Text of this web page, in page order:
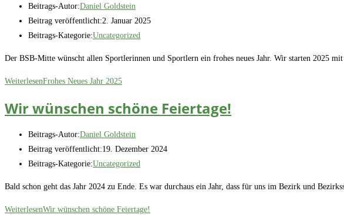
Beitrags-Autor:Daniel Goldstein
Beitrag veröffentlicht:2. Januar 2025
Beitrags-Kategorie:Uncategorized
Der BSB-Mitte wünscht allen Sportlerinnen und Sportlern ein frohes neues Jahr. Wir starten 2025
WeiterlesenFrohes Neues Jahr 2025
Wir wünschen schöne Feiertage!
Beitrags-Autor:Daniel Goldstein
Beitrag veröffentlicht:19. Dezember 2024
Beitrags-Kategorie:Uncategorized
Bald schon geht das Jahr 2024 zu Ende. Es war durchaus ein Jahr, dass für uns im Bezirk und
WeiterlesenWir wünschen schöne Feiertage!